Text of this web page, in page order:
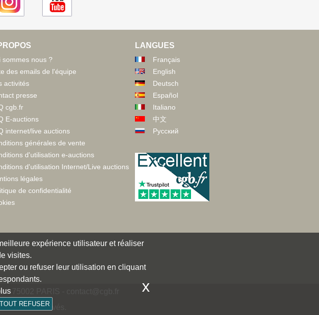
sommes nous ?
des emails de l'équipe
activités
presse
cgb.fr
E-auctions
internet/live auctions
générales de vente
d'utilisation e-auctions
d'utilisation Internet/Live auctions
légales
de confidentialité
LANGUES
Français
English
Deutsch
Español
Italiano
中文
Русский
- 75002 PARIS -
droits réservés.
expérience utilisateur et réaliser
visites.
ou refuser leur utilisation en cliquant
TOUT REFUSER
x